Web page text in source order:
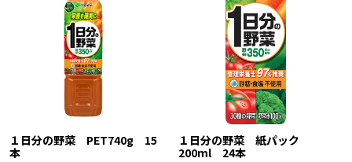
色々なメニューが楽しめる、ＡＧ
Ｆおすすめを揃えたギフトセット
１日分の野菜 PET740g 15
本
１日分の野菜 紙パック
200ml 24本